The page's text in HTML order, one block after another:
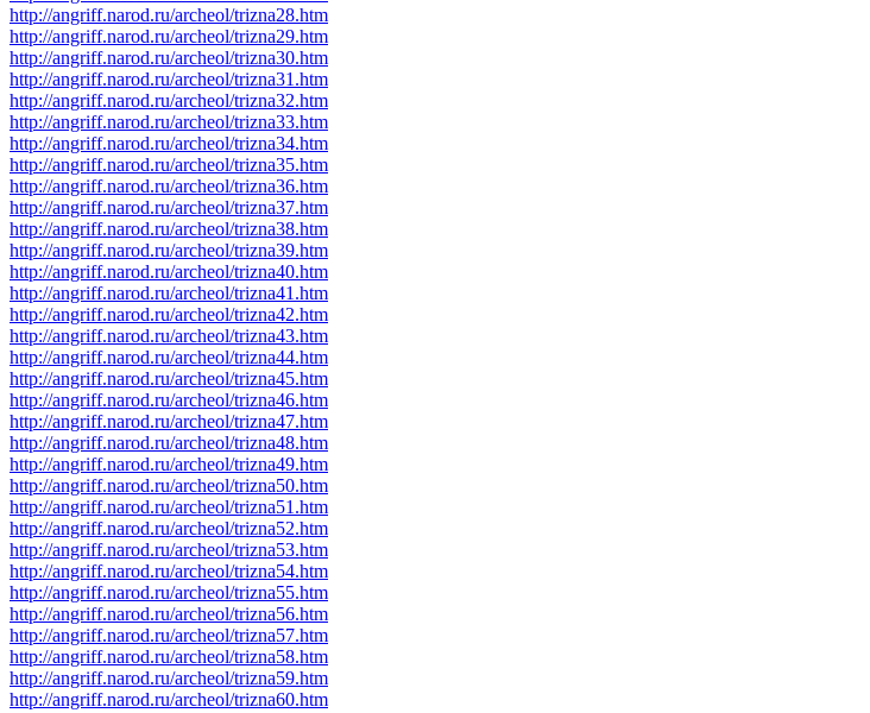
http://angriff.narod.ru/archeol/trizna28.htm
http://angriff.narod.ru/archeol/trizna29.htm
http://angriff.narod.ru/archeol/trizna30.htm
http://angriff.narod.ru/archeol/trizna31.htm
http://angriff.narod.ru/archeol/trizna32.htm
http://angriff.narod.ru/archeol/trizna33.htm
http://angriff.narod.ru/archeol/trizna34.htm
http://angriff.narod.ru/archeol/trizna35.htm
http://angriff.narod.ru/archeol/trizna36.htm
http://angriff.narod.ru/archeol/trizna37.htm
http://angriff.narod.ru/archeol/trizna38.htm
http://angriff.narod.ru/archeol/trizna39.htm
http://angriff.narod.ru/archeol/trizna40.htm
http://angriff.narod.ru/archeol/trizna41.htm
http://angriff.narod.ru/archeol/trizna42.htm
http://angriff.narod.ru/archeol/trizna43.htm
http://angriff.narod.ru/archeol/trizna44.htm
http://angriff.narod.ru/archeol/trizna45.htm
http://angriff.narod.ru/archeol/trizna46.htm
http://angriff.narod.ru/archeol/trizna47.htm
http://angriff.narod.ru/archeol/trizna48.htm
http://angriff.narod.ru/archeol/trizna49.htm
http://angriff.narod.ru/archeol/trizna50.htm
http://angriff.narod.ru/archeol/trizna51.htm
http://angriff.narod.ru/archeol/trizna52.htm
http://angriff.narod.ru/archeol/trizna53.htm
http://angriff.narod.ru/archeol/trizna54.htm
http://angriff.narod.ru/archeol/trizna55.htm
http://angriff.narod.ru/archeol/trizna56.htm
http://angriff.narod.ru/archeol/trizna57.htm
http://angriff.narod.ru/archeol/trizna58.htm
http://angriff.narod.ru/archeol/trizna59.htm
http://angriff.narod.ru/archeol/trizna60.htm